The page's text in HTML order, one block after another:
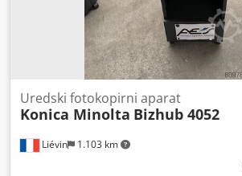
Liévin 1.103 km
Uredski fotokopirni aparat
Konica Minolta Bizhub 4052